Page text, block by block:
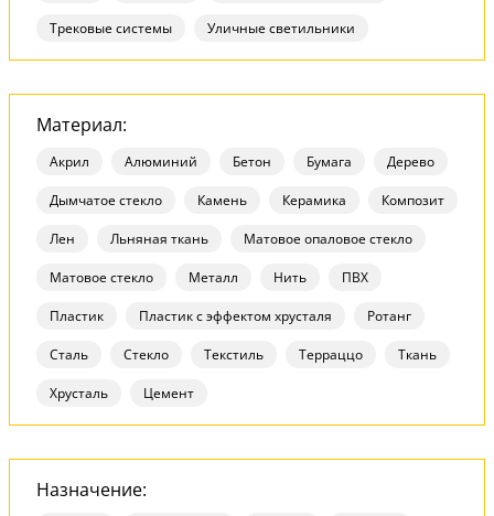
Трековые системы Уличные светильники
Материал:
Акрил Алюминий Бетон Бумага Дерево
Дымчатое стекло Камень Керамика Композит
Лен Льняная ткань Матовое опаловое стекло
Матовое стекло Металл Нить ПВХ
Пластик Пластик с эффектом хрусталя Ротанг
Сталь Стекло Текстиль Терраццо Ткань
Хрусталь Цемент
Назначение: